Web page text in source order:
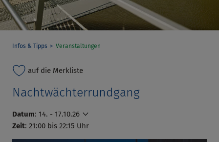
Infos & Tipps Veranstaltungen
auf die Merkliste
Nachtwächterrundgang
Datum: 14. - 17.10.26
Zeit: 21:00 bis 22:15 Uhr